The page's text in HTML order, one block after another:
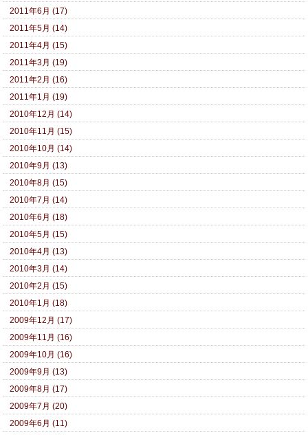
2011年6月 (17)
2011年5月 (14)
2011年4月 (15)
2011年3月 (19)
2011年2月 (16)
2011年1月 (19)
2010年12月 (14)
2010年11月 (15)
2010年10月 (14)
2010年9月 (13)
2010年8月 (15)
2010年7月 (14)
2010年6月 (18)
2010年5月 (15)
2010年4月 (13)
2010年3月 (14)
2010年2月 (15)
2010年1月 (18)
2009年12月 (17)
2009年11月 (16)
2009年10月 (16)
2009年9月 (13)
2009年8月 (17)
2009年7月 (20)
2009年6月 (11)